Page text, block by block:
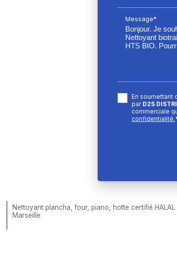
Message*
En soumettant
par D2S
commerciale
confidentialité.
Nettoyant plancha, four, piano, hotte certifié HALAL
Marseille